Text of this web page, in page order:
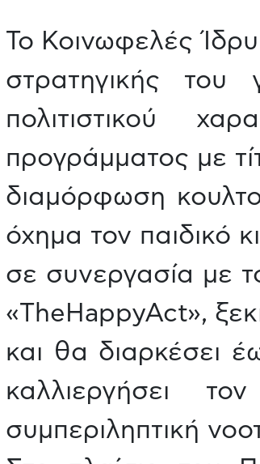
Το Κοινωφελές
στρατηγικής του
πολιτιστικού
προγράμματος με
διαμόρφωση
όχημα τον παιδικό
σε συνεργασία με
«TheHappyAct»,
και θα διαρκέσει
καλλιεργήσει
συμπεριληπτική